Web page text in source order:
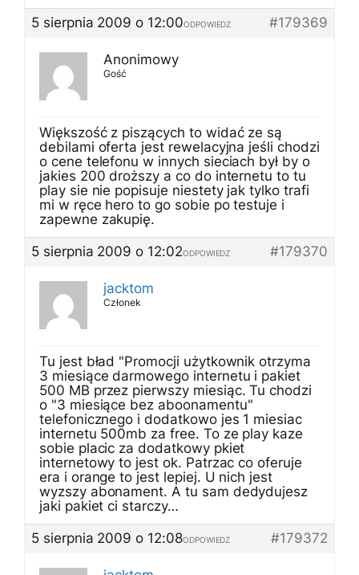
5 sierpnia 2009 o 12:00
#179369
ODPOWIEDZ
Anonimowy
Gość
Większość z piszących to widać ze są
debilami oferta jest rewelacyjna jeśli chodzi
o cene telefonu w innych sieciach był by o
jakies 200 droższy a co do internetu to tu
play sie nie popisuje niestety jak tylko trafi
mi w ręce hero to go sobie po testuje i
zapewne zakupię.
5 sierpnia 2009 o 12:02
#179370
ODPOWIEDZ
jacktom
Członek
Tu jest bład "Promocji użytkownik otrzyma
3 miesiące darmowego internetu i pakiet
500 MB przez pierwszy miesiąc. Tu chodzi
o "3 miesiące bez aboonamentu"
telefonicznego i dodatkowo jes 1 miesiac
internetu 500mb za free. To ze play kaze
sobie placic za dodatkowy pkiet
internetowy to jest ok. Patrzac co oferuje
era i orange to jest lepiej. U nich jest
wyzszy abonament. A tu sam dedydujesz
jaki pakiet ci starczy…
5 sierpnia 2009 o 12:08
#179372
ODPOWIEDZ